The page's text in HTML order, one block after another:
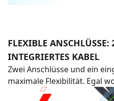
FLEXIBLE ANSCHLÜSSE:
INTEGRIERTES KABEL
Zwei Anschlüsse und ein
maximale Flexibilität. Egal